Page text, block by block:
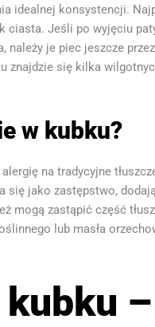
idealnej konsystencji.
ciasta. Jeśli po wyjęciu
je piec jeszcze
się kilka
w kubku?
na tradycyjne
się jako zastępstwo,
mogą zastąpić część
lub masła